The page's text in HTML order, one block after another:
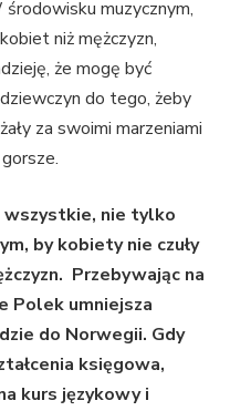
muzycznym,
niż mężczyzn,
że mogę być
do tego, żeby
za swoimi marzeniami
wszystkie, nie tylko
by kobiety nie czuły
Przebywając na
Polek umniejsza
do Norwegii. Gdy
księgowa,
kurs językowy i